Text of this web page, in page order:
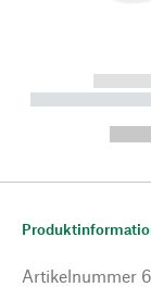
-----------
Artikelnummer